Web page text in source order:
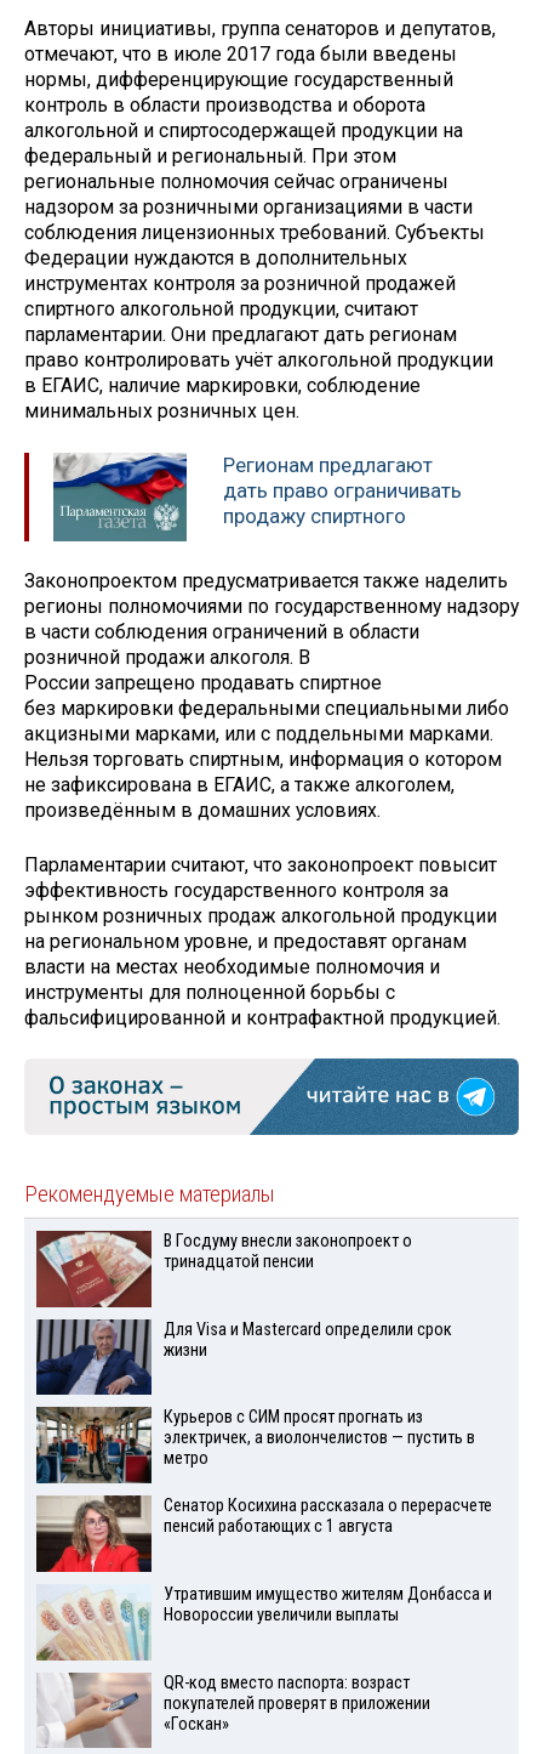
Авторы инициативы, группа сенаторов и депутатов,
отмечают, что в июле 2017 года были введены
нормы, дифференцирующие государственный
контроль в области производства и оборота
алкогольной и спиртосодержащей продукции на
федеральный и региональный. При этом
региональные полномочия сейчас ограничены
надзором за розничными организациями в части
соблюдения лицензионных требований. Субъекты
Федерации нуждаются в дополнительных
инструментах контроля за розничной продажей
спиртного алкогольной продукции, считают
парламентарии. Они предлагают дать регионам
право контролировать учёт алкогольной продукции
в ЕГАИС, наличие маркировки, соблюдение
минимальных розничных цен.
Регионам предлагают
дать право ограничивать
продажу спиртного
Законопроектом предусматривается также наделить
регионы полномочиями по государственному надзору
в части соблюдения ограничений в области
розничной продажи алкоголя. В
России запрещено продавать спиртное
без маркировки федеральными специальными либо
акцизными марками, или с поддельными марками.
Нельзя торговать спиртным, информация о котором
не зафиксирована в ЕГАИС, а также алкоголем,
произведённым в домашних условиях.
Парламентарии считают, что законопроект повысит
эффективность государственного контроля за
рынком розничных продаж алкогольной продукции
на региональном уровне, и предоставят органам
власти на местах необходимые полномочия и
инструменты для полноценной борьбы с
фальсифицированной и контрафактной продукцией.
Рекомендуемые материалы
В Госдуму внесли законопроект о
тринадцатой пенсии
Для Visа и Mastercard определили срок
жизни
Курьеров с СИМ просят прогнать из
электричек, а виолончелистов — пустить в
метро
Сенатор Косихина рассказала о перерасчете
пенсий работающих с 1 августа
Утратившим имущество жителям Донбасса и
Новороссии увеличили выплаты
QR-код вместо паспорта: возраст
покупателей проверят в приложении
«Госкан»